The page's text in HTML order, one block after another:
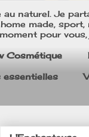
naturel. Je
made,
pour
Cosmétique
essentielles